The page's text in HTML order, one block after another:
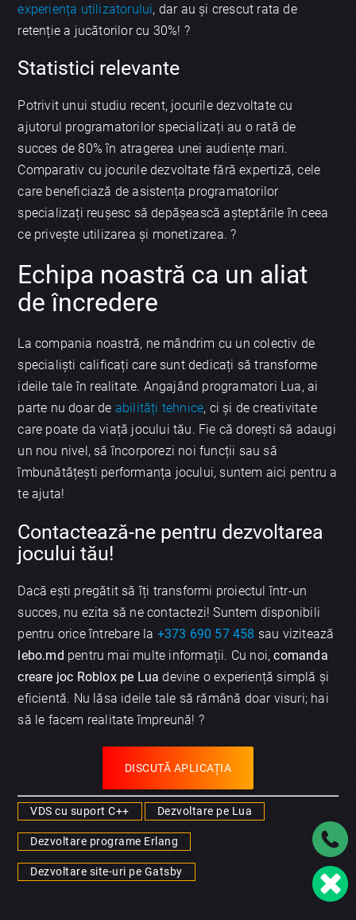
experiența utilizatorului, dar au și crescut rata de
retenție a jucătorilor cu 30%! ?
Statistici relevante
Potrivit unui studiu recent, jocurile dezvoltate cu
ajutorul programatorilor specializați au o rată de
succes de 80% în atragerea unei audiențe mari.
Comparativ cu jocurile dezvoltate fără expertiză, cele
care beneficiază de asistența programatorilor
specializați reușesc să depășească așteptările în ceea
ce privește utilizarea și monetizarea. ?
Echipa noastră ca un aliat
de încredere
La compania noastră, ne mândrim cu un colectiv de
specialiști calificați care sunt dedicați să transforme
ideile tale în realitate. Angajând programatori Lua, ai
parte nu doar de abilități tehnice, ci și de creativitate
care poate da viață jocului tău. Fie că dorești să adaugi
un nou nivel, să încorporezi noi funcții sau să
îmbunătățești performanța jocului, suntem aici pentru a
te ajuta!
Contactează-ne pentru dezvoltarea
jocului tău!
Dacă ești pregătit să îți transformi proiectul într-un
succes, nu ezita să ne contactezi! Suntem disponibili
pentru orice întrebare la +373 690 57 458 sau vizitează
lebo.md pentru mai multe informații. Cu noi,comanda
creare joc Roblox pe Lua devine o experiență simplă și
eficientă. Nu lăsa ideile tale să rămână doar visuri; hai
să le facem realitate împreună! ?
DISCUTĂ APLICAȚIA
VDS cu suport C++ Dezvoltare pe Lua
Dezvoltare programe Erlang
Dezvoltare site-uri pe Gatsby